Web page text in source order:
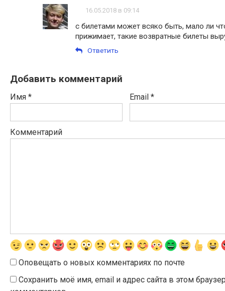
16.05.2018 в 09:14
с билетами может всяко быть, мало ли
прижимает, такие возвратные билеты
Ответить
Добавить комментарий
Имя * Email *
Комментарий
Оповещать о новых комментариях по почте
Сохранить моё имя, email и адрес сайта в этом